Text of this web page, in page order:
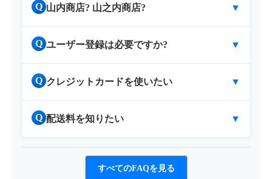
Q 山内商店? 山之内商店? ▼
Q ユーザー登録は必要ですか? ▼
Q クレジットカードを使いたい ▼
Q 配送料を知りたい ▼
すべてのFAQを見る